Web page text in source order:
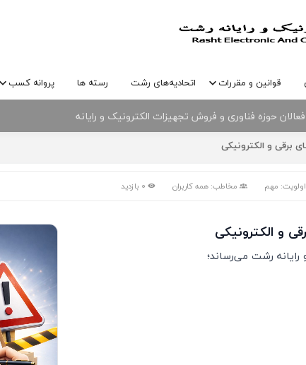
قوانین و مقررات اتحادیه‌های رشت رسته ها پروانه کسب
حوزه فناوری و فروش تجهیزات الکترونیک و رایانه
الکترونیک و رایانه شهرستان رشت و پارک علم و فناوری گیلان
برقی و الکترونیکی
اولویت: مهم مخاطب: همه کاربران
و الکترونیکی
رشت می‌رساند؛